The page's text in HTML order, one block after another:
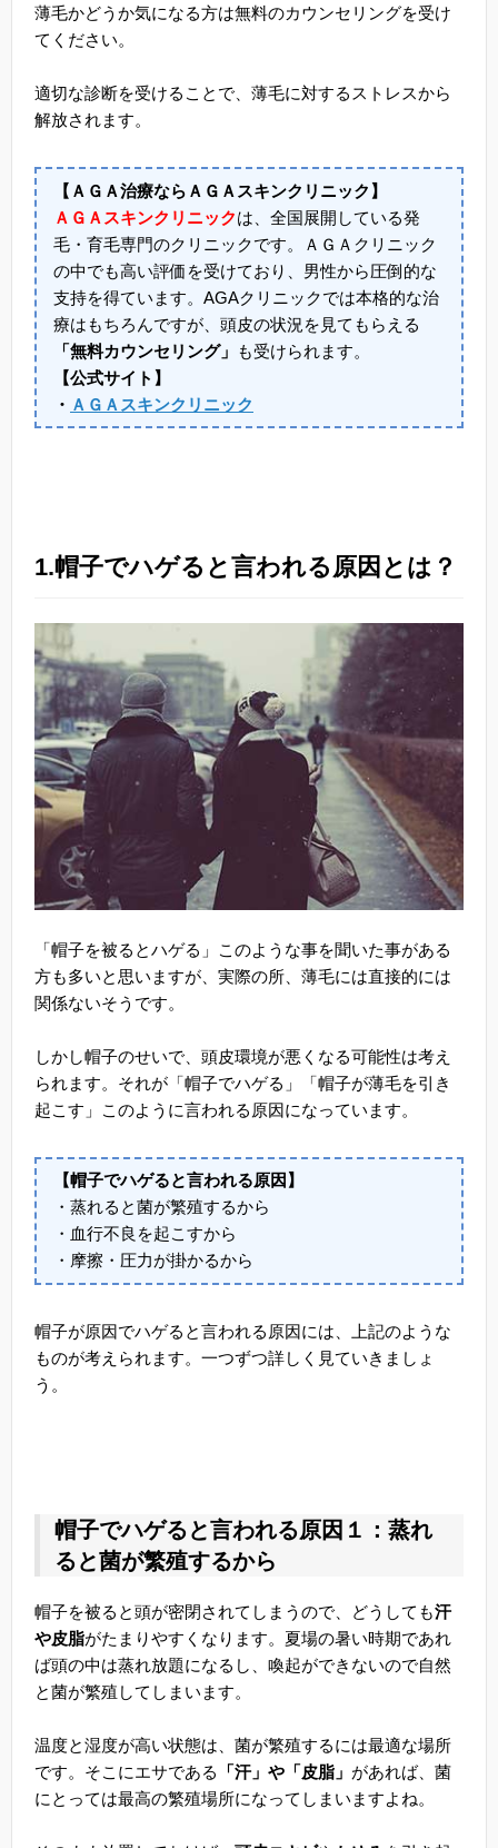
薄毛かどうか気になる方は無料のカウンセリングを受け
てください。
適切な診断を受けることで、薄毛に対するストレスから
解放されます。
【ＡＧＡ治療ならＡＧＡスキンクリニック】
ＡＧＡスキンクリニックは、全国展開している発
毛・育毛専門のクリニックです。ＡＧＡクリニック
の中でも高い評価を受けており、男性から圧倒的な
支持を得ています。AGAクリニックでは本格的な治
療はもちろんですが、頭皮の状況を見てもらえる
「無料カウンセリング」 も受けられます。
【公式サイト】
・ ＡＧＡスキンクリニック
1.帽子でハゲると言われる原因とは？
「帽子を被るとハゲる」このような事を聞いた事がある
方も多いと思いますが、実際の所、薄毛には直接的には
関係ないそうです。
しかし帽子のせいで、頭皮環境が悪くなる可能性は考え
られます。それが「帽子でハゲる」「帽子が薄毛を引き
起こす」このように言われる原因になっています。
【帽子でハゲると言われる原因】
・蒸れると菌が繁殖するから
・血行不良を起こすから
・摩擦・圧力が掛かるから
帽子が原因でハゲると言われる原因には、上記のような
ものが考えられます。一つずつ詳しく見ていきましょ
う。
帽子でハゲると言われる原因１：蒸れ
ると菌が繁殖するから
帽子を被ると頭が密閉されてしまうので、どうしても汗
や皮脂がたまりやすくなります。夏場の暑い時期であれ
ば頭の中は蒸れ放題になるし、喚起ができないので自然
と菌が繁殖してしまいます。
温度と湿度が高い状態は、菌が繁殖するには最適な場所
です。そこにエサである
「汗」や「皮脂」 があれば、菌
にとっては最高の繁殖場所になってしまいますよね。